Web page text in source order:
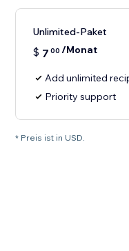
Unlimited-Paket
$ 7 00 /Monat
Add unlimited
Priority support
* Preis ist in USD.